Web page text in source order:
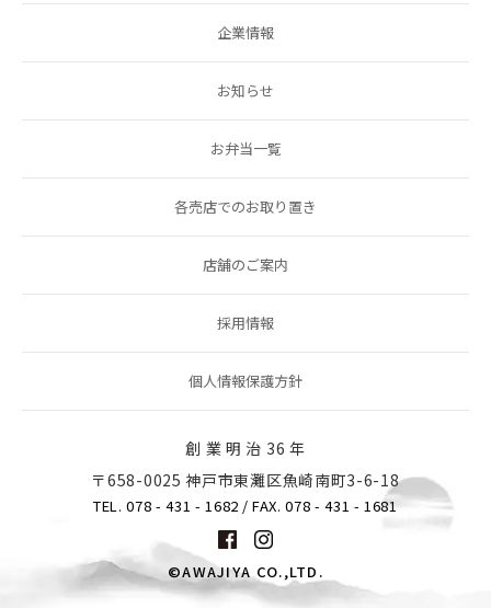
企業情報
お知らせ
お弁当一覧
各売店でのお取り置き
店舗のご案内
採用情報
個人情報保護方針
創 業 明 治 36 年
〒658-0025 神戸市東灘区魚崎南町3-6-18
TEL. 078 - 431 - 1682 / FAX. 078 - 431 - 1681
©AWAJIYA CO.,LTD.